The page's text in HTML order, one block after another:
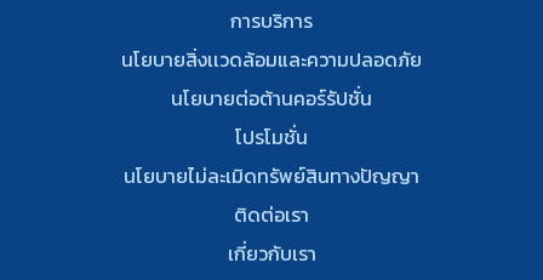
การบริการ
นโยบายสิ่งเเวดล้อมและความปลอดภัย
นโยบายต่อต้านคอร์รัปชั่น
โปรโมชั่น
นโยบายไม่ละเมิดทรัพย์สินทางปัญญา
ติดต่อเรา
เกี่ยวกับเรา